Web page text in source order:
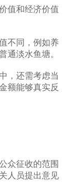
值和经济价值
不同，例如养
通淡水鱼塘。
，还需考虑当
额能够真实反
众征收的范围
人员提出意见